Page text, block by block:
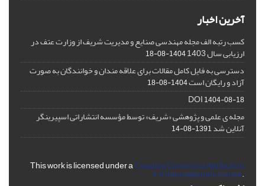
آخرین اخبار
کسب رتبه الف مجله مهندسی صنایع و مدیریت شریف از وزارت عتف در
ارزیابی سال 1403 1404-08-18
دسترسی به فایل کامل مقالات برای علاقه مندان و خوانندگان به صورت
آزاد و رایگان است1404-08-18
DOI1404-08-18
مجله ی علمی و پژوهشی «شریف» توسط مؤسسه انتشاراتی اسپیرینگر
آنلاین شد1391-08-14
This work is licensed under aCreative Commons Attribution
4.0 International License.